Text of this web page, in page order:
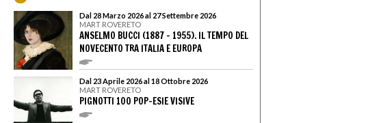
Dal 28 Marzo 2026 al 27 Settembre 2026
MART ROVERETO
ANSELMO BUCCI (1887 – 1955). IL TEMPO DEL
NOVECENTO TRA ITALIA E EUROPA
Dal 23 Aprile 2026 al 18 Ottobre 2026
MART ROVERETO
PIGNOTTI 100 POP-ESIE VISIVE